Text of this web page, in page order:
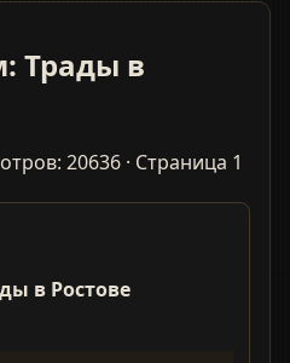
Трады в
20636 · Страница 1
в Ростове